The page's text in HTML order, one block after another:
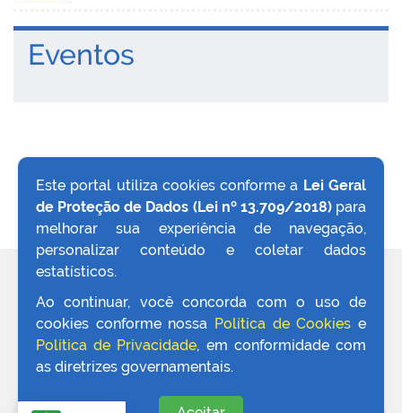
Eventos
VOLTAR AO TOPO
Este portal utiliza cookies conforme a Lei Geral
de Proteção de Dados (Lei nº 13.709/2018)para
melhorar sua experiência de navegação,
personalizar conteúdo e coletar dados
estatísticos.
Ao continuar, você concorda com o uso de
cookies conforme nossa Política de Cookies e
Política de Privacidade, em conformidade com
as diretrizes governamentais.